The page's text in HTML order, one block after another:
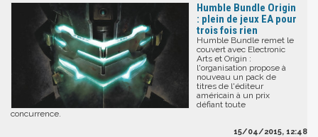
Humble Bundle Origin
: plein de jeux EA pour
trois fois rien
Humble Bundle remet le
couvert avec Electronic
Arts et Origin :
l'organisation propose à
nouveau un pack de
titres de l'éditeur
américain à un prix
défiant toute
concurrence.
15/04/2015, 12:48